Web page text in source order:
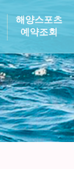
해양스포츠
예약조회